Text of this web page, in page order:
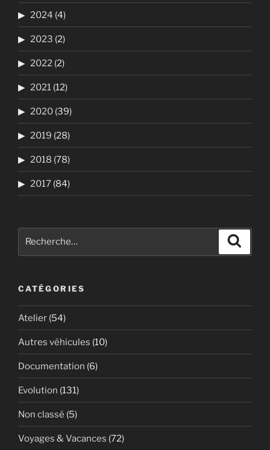
2024 (4)
2023 (2)
2022 (2)
2021 (12)
2020 (39)
2019 (28)
2018 (78)
2017 (84)
CATÉGORIES
Atelier (54)
Autres véhicules (10)
Documentation (6)
Evolution (131)
Non classé (5)
Voyages & Vacances (72)